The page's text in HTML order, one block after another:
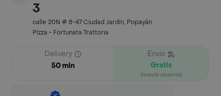
3
calle 20N # 8-47 Ciudad Jardín, Popayán
Pizza - Fortunata Trattoria
Delivery
50 min
Envío
Gratis
(nuevos usuarios)